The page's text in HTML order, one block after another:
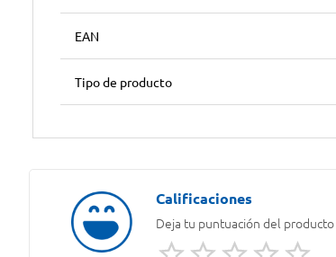
EAN
Tipo de producto
Deja tu puntuación del producto